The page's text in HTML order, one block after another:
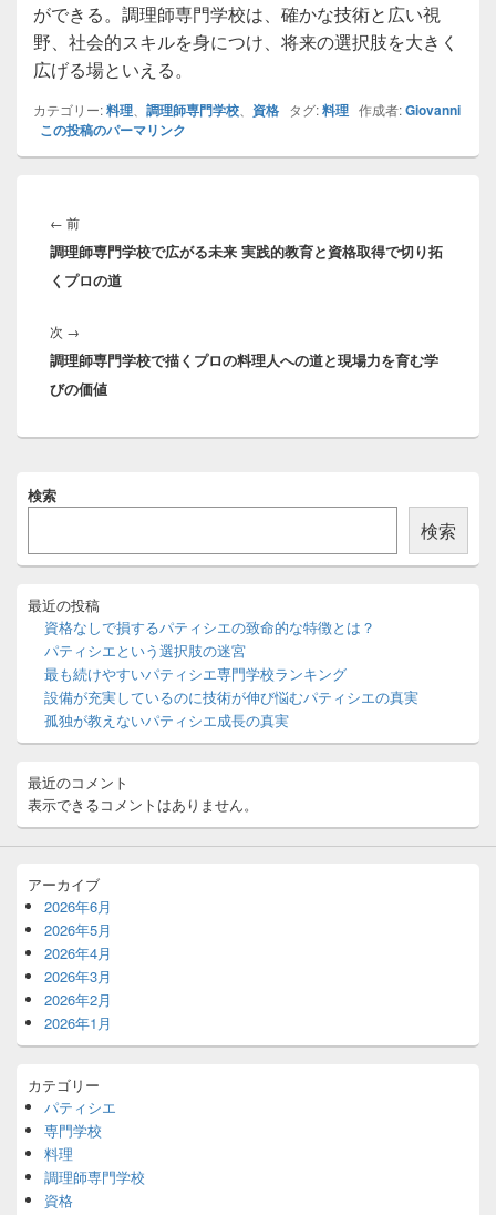
ができる。調理師専門学校は、確かな技術と広い視
野、社会的スキルを身につけ、将来の選択肢を大きく
広げる場といえる。
カテゴリー:料理 調理師専門学校 資格 タグ:料理 作成者:Giovanni
この投稿のパーマリンク
稿
ナ
ビ
ゲ
シ
ョ
ン
← 前前
の
投
調理師専門学校で広がる未来 実践的教育と資格取得で切り拓
くプロの道
次 →
の
投
調理師専門学校で描くプロの料理人への道と現場力を育む学
びの価値
イ
イ
バ
ト
リ
ア
検索
検索
最近の投稿
資格なしで損するパティシエの致命的な特徴とは？
パティシエという選択肢の迷宮
最も続けやすいパティシエ専門学校ランキング
設備が充実しているのに技術が伸び悩むパティシエの真実
孤独が教えないパティシエ成長の真実
最近のコメント
表示できるコメントはありません。
アーカイブ
2026年6月
2026年5月
2026年4月
2026年3月
2026年2月
2026年1月
カテゴリー
パティシエ
専門学校
料理
調理師専門学校
資格